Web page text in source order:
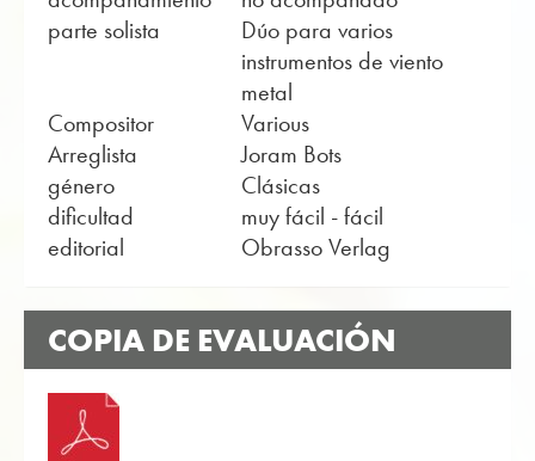
parte solista
Dúo para varios
instrumentos de viento
metal
Compositor
Various
Arreglista
Joram Bots
género
Clásicas
dificultad
muy fácil - fácil
editorial
Obrasso Verlag
COPIA DE EVALUACIÓN